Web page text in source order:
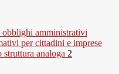
obblighi amministrativi
per cittadini e imprese
analoga 2